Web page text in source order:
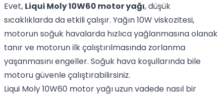
Evet, Liqui Moly 10W60 motor yağı, düşük
sıcaklıklarda da etkili çalışır. Yağın 10W viskozitesi,
motorun soğuk havalarda hızlıca yağlanmasına olanak
tanır ve motorun ilk çalıştırılmasında zorlanma
yaşanmasını engeller. Soğuk hava koşullarında bile
motoru güvenle çalıştırabilirsiniz.
Liqui Moly 10W60 motor yağı uzun vadede nasıl bir